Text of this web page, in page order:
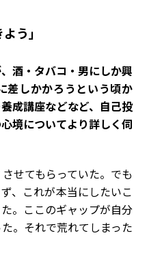
う」
、酒・タバコ・男にしか興
差しかかろうという頃か
成講座などなど、自己投
境についてより詳しく伺
せてもらっていた。でも
、これが本当にしたいこ
。ここのギャップが自分
。それで荒れてしまった